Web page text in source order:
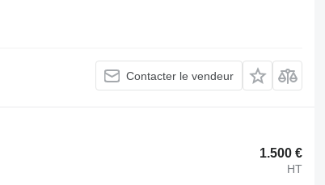
Contacter le vendeur
1.500 €
HT